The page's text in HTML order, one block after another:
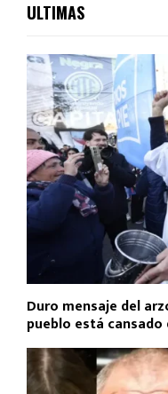
ULTIMAS
Duro mensaje del
pueblo está cansado